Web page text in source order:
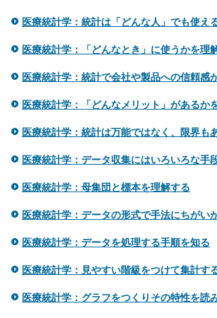
医療統計学：統計は「どんな人」でも使え
医療統計学：「どんなとき」に使うかを理
医療統計学：統計で会社や製品への信頼感
医療統計学：「どんなメリット」があるか
医療統計学：統計は万能ではなく、限界も
医療統計学：データ収集にはいろいろな手
医療統計学：母集団と標本を理解する
医療統計学：データの形式で手法にちがい
医療統計学：データを処理する手順を知る
医療統計学：見やすい階級をつけて集計す
医療統計学：グラフをつくりその特性を読